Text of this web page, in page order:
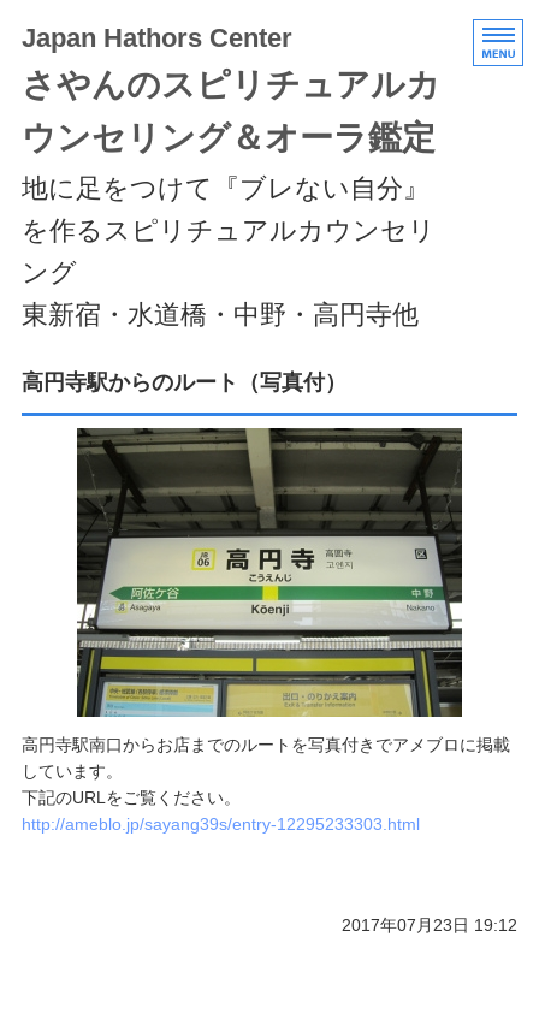
Japan Hathors Center
さやんのスピリチュアルカ
ウンセリング＆オーラ鑑定
地に足をつけて『ブレない自分』
を作るスピリチュアルカウンセリ
ング
東新宿・水道橋・中野・高円寺他
HOME
メニュー/料金
エキスパートクラス
スケジュール/アクセス
ご予約/お問い合わせ
高円寺駅からのルート（写真付）
高円寺駅南口からお店までのルートを写真付きでアメブロに掲載
しています。
下記のURLをご覧ください。
http://ameblo.jp/sayang39s/entry-12295233303.html
2017年07月23日 19:12